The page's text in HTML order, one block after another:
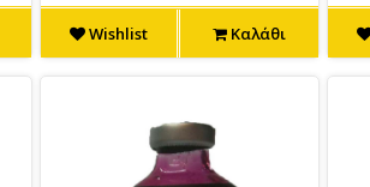
Wishlist Καλάθι